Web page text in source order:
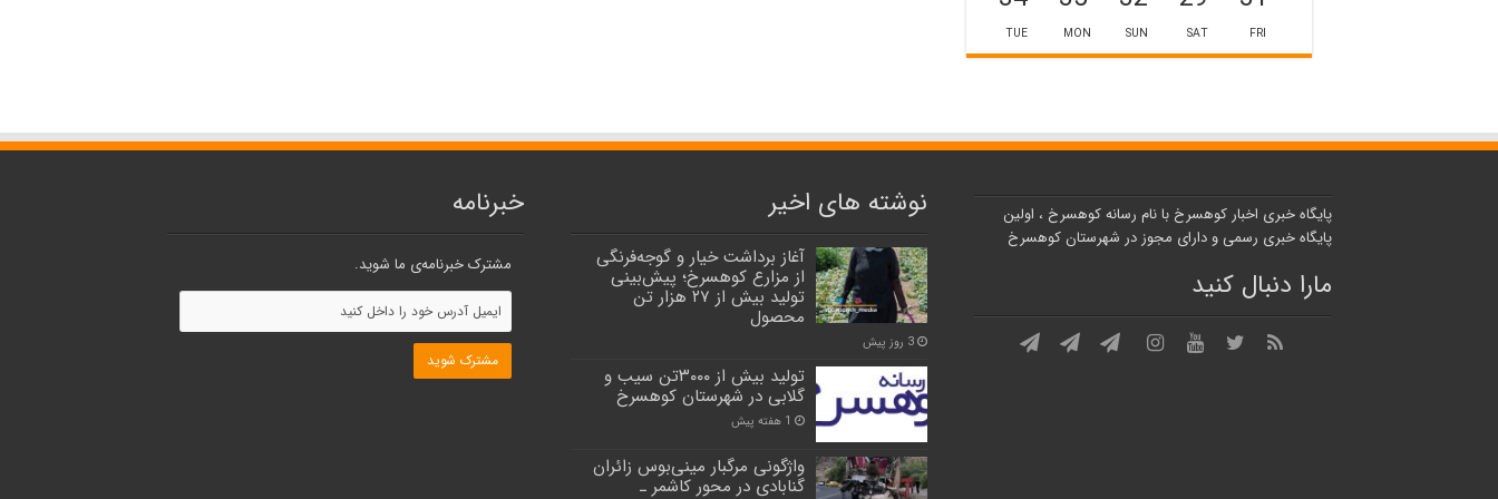
FRI
SAT
SUN
MON
TUE
پایگاه خبری اخبار کوهسرخ با نام رسانه کوهسرخ ، اولین
پایگاه خبری رسمی و دارای مجوز در شهرستان کوهسرخ
مارا دنبال کنید
نوشته های اخیر
آغاز برداشت خیار و گوجه‌فرنگی
از مزارع کوهسرخ؛ پیش‌بینی
تولید بیش از ۲۷ هزار تن
محصول
3 روز پیش
تولید بیش از ۳۰۰۰تن سیب و
گلابی در شهرستان کوهسرخ
1 هفته پیش
واژگونی مرگبار مینی‌بوس زائران
گنابادی در محور کاشمر ـ
خبرنامه
مشترک خبرنامه‌ی ما شوید.